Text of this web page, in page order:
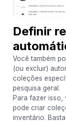
Definir
Você também
(ou excluir)
coleções
pesquisa geral.
Para fazer
pode criar
inventário.